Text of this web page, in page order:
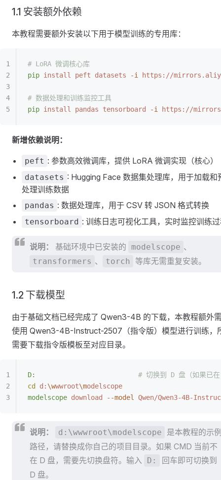
1.1 安装额外依赖
本教程需要额外安装以下用于模型训练的专用库：
# LoRA 微调核心库
pip install peft datasets -i https://
# 数据处理和训练监控工具
pip install pandas tensorboard -i https://
新增依赖说明：
peft : 参数高效微调库，提供 LoRA 微调实现（核心）
datasets : Hugging Face 数据集处理库，用于加载和
处理训练数据
pandas : 数据处理库，用于 CSV 转 JSON 格式转换
tensorboard : 训练日志可视化工具，实时监控训练
说明： 基础环境中已安装的 modelscope 、
transformers 、 torch 等库无需重复安装。
1.2 下载模型
由于基础文档已经完成了 Qwen3-4B 的下载，本教程额外
使用 Qwen3-4B-Instruct-2507（指令版）模型进行训练，
需要下载指令版模板至对应目录。
D:
# 切换到 D 盘（如果已在
cd
d: \wwwroot\modelscope
modelscope download --model Qwen/Qwen3-4B-
说明： d:\wwwroot\modelscope
是本教程的示
路径，请替换成你自己的项目目录。如果 CMD 当前不
在 D 盘，需要先切换盘符。输入
D:
回车即可切换到
D 盘。